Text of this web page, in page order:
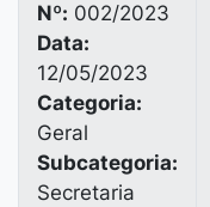
Nº: 002/2023
Data:
12/05/2023
Categoria:
Geral
Subcategoria:
Secretaria